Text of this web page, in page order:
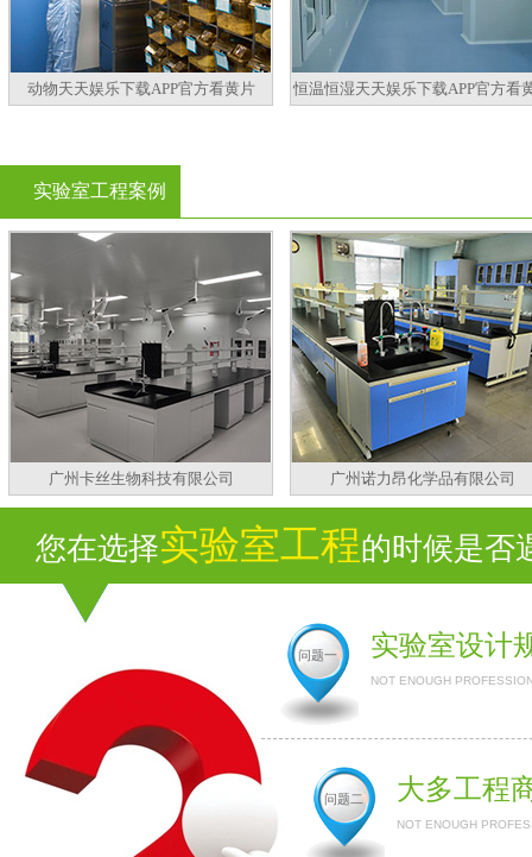
动物天天娱乐下载APP官方看黄片 恒温恒湿天天娱乐下载APP官方看
实验室工程案例
广州卡丝生物科技有限公司 广州诺力昂化学品有限公司
您在选择实验室工程的时候是否
问题一 实验室设计
NOT ENOUGH
问题二 大多工程
NOT ENOUGH